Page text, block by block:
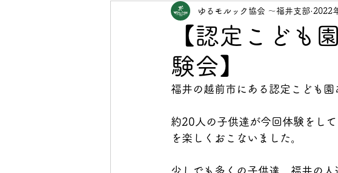
モルックイベント 練
大会エントリー
【認定こども
験会】
ゆるモルック協会 〜福井支部 2022
福井の越前市にある認定こども
約20人の子供達が今回体験をし
を楽しくおこないました。
少しでも多くの子供達、福井の